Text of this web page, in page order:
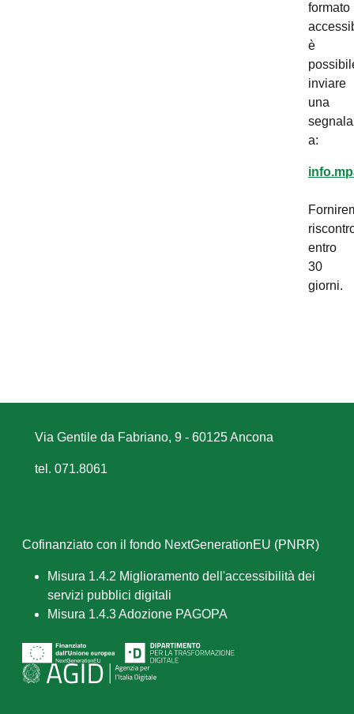
formato
è
inviare
una
a:
entro
30
giorni.
Via Gentile da Fabriano, 9 - 60125 Ancona
tel. 071.8061
Cofinanziato con il fondo NextGenerationEU (PNRR)
Misura 1.4.2 Miglioramento dell'accessibilità dei
servizi pubblici digitali
Misura 1.4.3 Adozione PAGOPA